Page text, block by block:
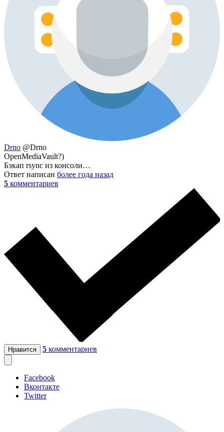
Drno @Drno
OpenMediaVault?)
Бэкап rsync из консоли…
Ответ написан более года назад
5 комментариев
Нравится 5 комментариев
Facebook
Вконтакте
Twitter